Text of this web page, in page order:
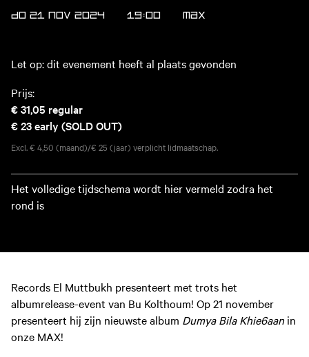
DO 21 NOV 2024 19:00 MAX
Let op: dit evenement heeft al plaats gevonden
Prijs:
€ 31,05 regular
€ 23early (SOLD OUT)
Excl. € 4,50 (maand)/€ 25 (jaar) verplicht lidmaatschap.
Het volledige tijdschema wordt hier vermeld zodra het
rond is
Records El Muttbukh presenteert met trots het
albumrelease-event van Bu Kolthoum! Op 21 november
presenteert hij zijn nieuwste album Dumya Bila Khie6aan in
onze MAX!